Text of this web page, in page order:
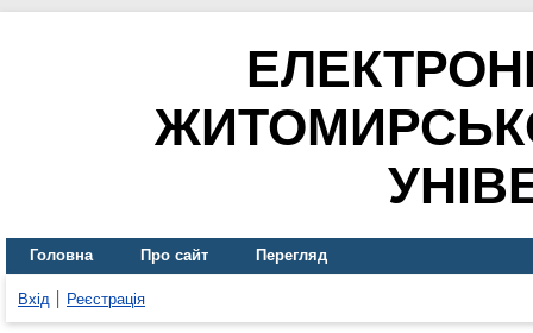
Головна Про сайт Перегляд
Вхід Реєстрація